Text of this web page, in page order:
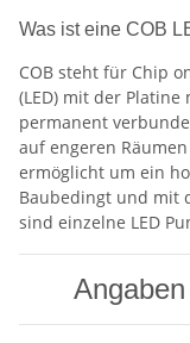
Was ist eine COB
COB steht für Chip
(LED) mit der
permanent
auf engeren
ermöglicht um ein
Baubedingt und mit
sind einzelne LED